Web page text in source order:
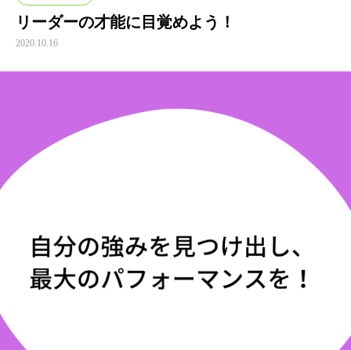
リーダーの才能に目覚めよう！
2020.10.16